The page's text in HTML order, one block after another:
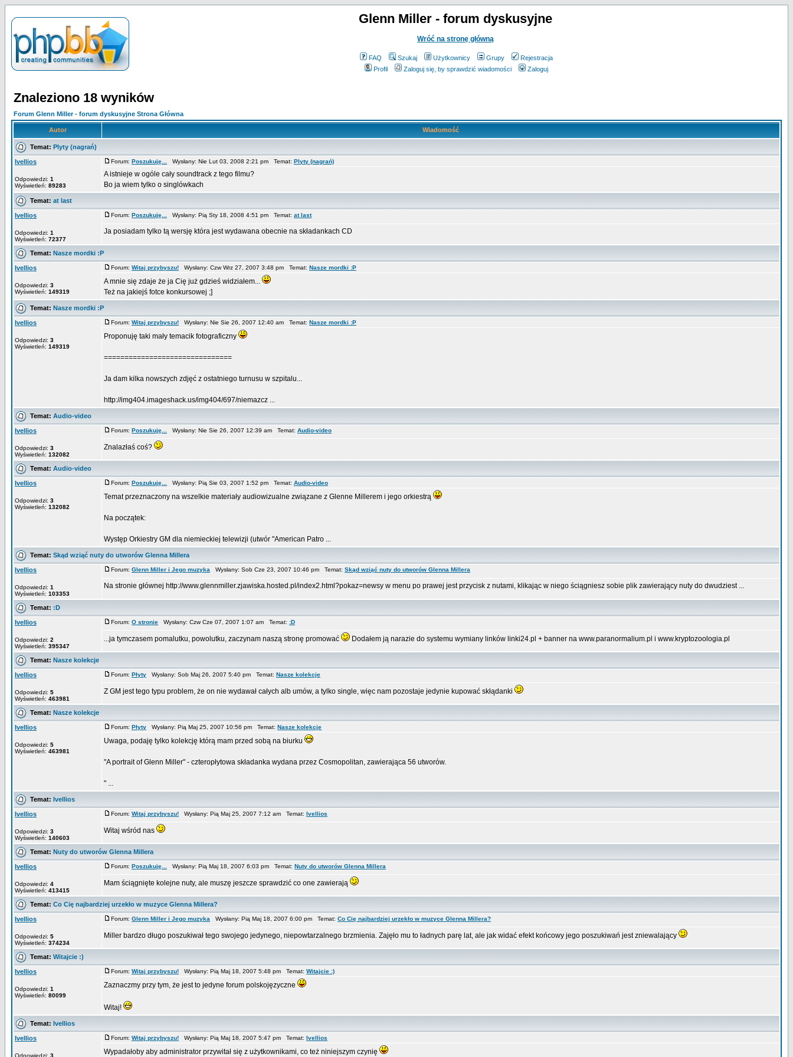
Glenn Miller - forum dyskusyjne
Wróć na stronę główną
FAQ Szukaj Użytkownicy Grupy
Rejestracja
Profil
Zaloguj się, by sprawdzić wiadomości Zaloguj
Znaleziono 18 wyników
Forum Glenn Miller - forum dyskusyjne Strona Główna
Autor Wiadomość
Temat: Plyty (nagrań)
Ivellios
Odpowiedzi: 1
Wyświetleń: 89283
Forum: Poszukuję... Wysłany: Nie Lut 03, 2008 2:21 pm Temat: Plyty (nagrań)
A istnieje w ogóle cały soundtrack z tego filmu?
Bo ja wiem tylko o singlówkach
Temat: at last
Ivellios
Odpowiedzi: 1
Wyświetleń: 72377
Forum: Poszukuję... Wysłany: Pią Sty 18, 2008 4:51 pm Temat: at last
Ja posiadam tylko tą wersję która jest wydawana obecnie na składankach CD
Temat: Nasze mordki :P
Ivellios
Odpowiedzi: 3
Wyświetleń: 149319
Forum: Witaj przybyszu! Wysłany: Czw Wrz 27, 2007 3:48 pm Temat: Nasze mordki :P
A mnie się zdaje że ja Cię już gdzieś widziałem...
Też na jakiejś fotce konkursowej ;]
Temat: Nasze mordki :P
Ivellios
Odpowiedzi: 3
Wyświetleń: 149319
Forum: Witaj przybyszu! Wysłany: Nie Sie 26, 2007 12:40 am Temat: Nasze mordki :P
Proponuję taki mały temacik fotograficzny
===============================
Ja dam kilka nowszych zdjęć z ostatniego turnusu w szpitalu...
http://img404.imageshack.us/img404/697/niemazcz ...
Temat: Audio-video
Ivellios
Odpowiedzi: 3
Wyświetleń: 132082
Forum: Poszukuję... Wysłany: Nie Sie 26, 2007 12:39 am Temat: Audio-video
Znalazłaś coś?
Temat: Audio-video
Ivellios
Odpowiedzi: 3
Wyświetleń: 132082
Forum: Poszukuję... Wysłany: Pią Sie 03, 2007 1:52 pm Temat: Audio-video
Temat przeznaczony na wszelkie materiały audiowizualne związane z Glenne Millerem i jego orkiestrą
Na początek:
Występ Orkiestry GM dla niemieckiej telewizji (utwór "American Patro ...
Temat: Skąd wziąć nuty do utworów Glenna Millera
Ivellios
Odpowiedzi: 1
Wyświetleń: 103353
Forum: Glenn Miller i Jego muzyka Wysłany: Sob Cze 23, 2007 10:46 pm Temat: Skąd wziąć nuty do utworów Glenna Millera
Na stronie głównej http://www.glennmiller.zjawiska.hosted.pl/index2.html?pokaz=newsy w menu po prawej jest przycisk z nutami, klikając w niego ściągniesz sobie plik zawierający nuty do dwudziest ...
Temat: :D
Ivellios
Odpowiedzi: 2
Wyświetleń: 395347
Forum: O stronie Wysłany: Czw Cze 07, 2007 1:07 am Temat: :D
...ja tymczasem pomalutku, powolutku, zaczynam naszą stronę promować Dodałem ją narazie do systemu wymiany linków linki24.pl + banner na www.paranormalium.pl i www.kryptozoologia.pl
Temat: Nasze kolekcje
Ivellios
Odpowiedzi: 5
Wyświetleń: 463981
Forum: Płyty Wysłany: Sob Maj 26, 2007 5:40 pm Temat: Nasze kolekcje
Z GM jest tego typu problem, że on nie wydawał całych alb umów, a tylko single, więc nam pozostaje jedynie kupować skłądanki
Temat: Nasze kolekcje
Ivellios
Odpowiedzi: 5
Wyświetleń: 463981
Forum: Płyty Wysłany: Pią Maj 25, 2007 10:56 pm Temat: Nasze kolekcje
Uwaga, podaję tylko kolekcję którą mam przed sobą na biurku
"A portrait of Glenn Miller" - czteropłytowa składanka wydana przez Cosmopolitan, zawierająca 56 utworów.
" ...
Temat: Ivellios
Ivellios
Odpowiedzi: 3
Wyświetleń: 140603
Forum: Witaj przybyszu! Wysłany: Pią Maj 25, 2007 7:12 am Temat: Ivellios
Witaj wśród nas
Temat: Nuty do utworów Glenna Millera
Ivellios
Odpowiedzi: 4
Wyświetleń: 413415
Forum: Poszukuję... Wysłany: Pią Maj 18, 2007 6:03 pm Temat: Nuty do utworów Glenna Millera
Mam ściągnięte kolejne nuty, ale muszę jeszcze sprawdzić co one zawierają
Temat: Co Cię najbardziej urzekło w muzyce Glenna Millera?
Ivellios
Odpowiedzi: 5
Wyświetleń: 374234
Forum: Glenn Miller i Jego muzyka Wysłany: Pią Maj 18, 2007 6:00 pm Temat: Co Cię najbardziej urzekło w muzyce Glenna Millera?
Miller bardzo długo poszukiwał tego swojego jedynego, niepowtarzalnego brzmienia. Zajęło mu to ładnych parę lat, ale jak widać efekt końcowy jego poszukiwań jest zniewalający
Temat: Witajcie :)
Ivellios
Odpowiedzi: 1
Wyświetleń: 80099
Forum: Witaj przybyszu! Wysłany: Pią Maj 18, 2007 5:48 pm Temat: Witajcie :)
Zaznaczmy przy tym, że jest to jedyne forum polskojęzyczne
Witaj!
Temat: Ivellios
Ivellios
Odpowiedzi: 3
Forum: Witaj przybyszu! Wysłany: Pią Maj 18, 2007 5:47 pm Temat: Ivellios
Wypadałoby aby administrator przywitał się z użytkownikami, co też niniejszym czynię